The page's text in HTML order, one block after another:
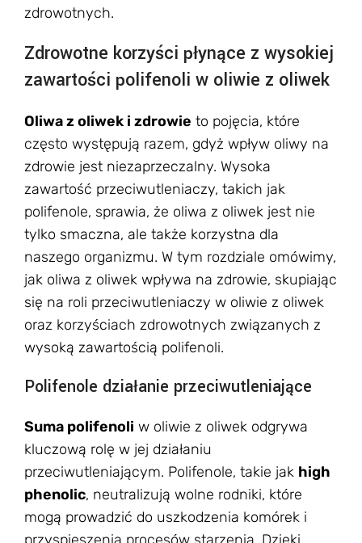
zdrowotnych.
Zdrowotne korzyści płynące z wysokiej
zawartości polifenoli w oliwie z oliwek
Oliwa z oliwek i zdrowie to pojęcia, które
często występują razem, gdyż wpływ oliwy na
zdrowie jest niezaprzeczalny. Wysoka
zawartość przeciwutleniaczy, takich jak
polifenole, sprawia, że oliwa z oliwek jest nie
tylko smaczna, ale także korzystna dla
naszego organizmu. W tym rozdziale omówimy,
jak oliwa z oliwek wpływa na zdrowie, skupiając
się na roli przeciwutleniaczy w oliwie z oliwek
oraz korzyściach zdrowotnych związanych z
wysoką zawartością polifenoli.
Polifenole działanie przeciwutleniające
Suma polifenoli w oliwie z oliwek odgrywa
kluczową rolę w jej działaniu
przeciwutleniającym. Polifenole, takie jak high
phenolic, neutralizują wolne rodniki, które
mogą prowadzić do uszkodzenia komórek i